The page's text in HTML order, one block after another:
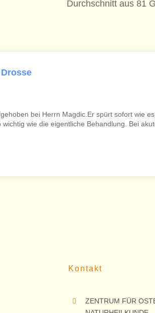
Durchschnitt aus 81
bei Herrn Magdic.Er spürt sofort wie
wichtig wie die eigentliche Behandlung. Bei
Kontakt
ZENTRUM FÜR